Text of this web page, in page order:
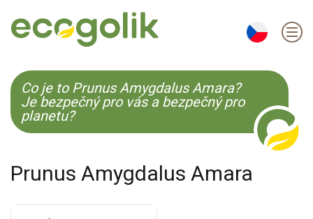
EN ES CS KO
Co je to Prunus Amygdalus Amara?
Je bezpečný pro vás a bezpečný pro
planetu?
Prunus Amygdalus Amara